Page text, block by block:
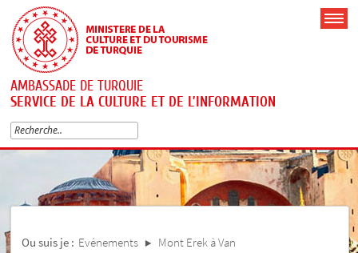
AMBASSADE DE TURQUIE
SERVICE DE LA CULTURE ET DE L’INFORMATION
Ou suis je : Evénements Mont Erek à Van